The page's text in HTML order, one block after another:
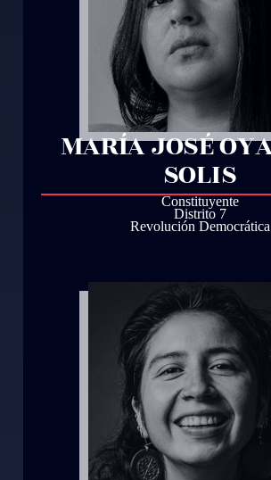
MARÍA JOSÉ
SOLIS
Constituyente
Distrito 7
Revolución Democrática